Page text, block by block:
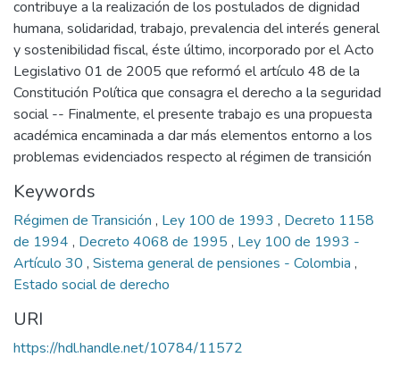
contribuye a la realización de los postulados de dignidad
humana, solidaridad, trabajo, prevalencia del interés general
y sostenibilidad fiscal, éste último, incorporado por el Acto
Legislativo 01 de 2005 que reformó el artículo 48 de la
Constitución Política que consagra el derecho a la seguridad
social -- Finalmente, el presente trabajo es una propuesta
académica encaminada a dar más elementos entorno a los
problemas evidenciados respecto al régimen de transición
Keywords
Régimen de Transición , Ley 100 de 1993 , Decreto 1158
de 1994 , Decreto 4068 de 1995 , Ley 100 de 1993 -
Artículo 30 , Sistema general de pensiones - Colombia ,
Estado social de derecho
URI
https://hdl.handle.net/10784/11572